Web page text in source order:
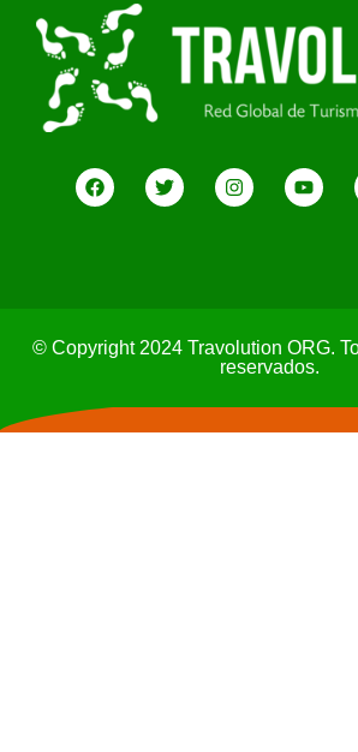
© Copyright 2024 Travolution ORG.
reservados.